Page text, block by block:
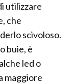
utilizzare
che
scivoloso.
buie, è
led o
maggiore